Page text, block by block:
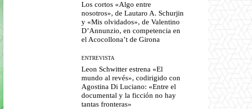
Los cortos «Algo entre
nosotros», de Lautaro A. Schurjin
y «Mis olvidados», de Valentino
D’Annunzio, en competencia en
el Acocollona’t de Girona
ENTREVISTA
Leon Schwitter estrena «El
mundo al revés», codirigido con
Agostina Di Luciano: «Entre el
documental y la ficción no hay
tantas fronteras»